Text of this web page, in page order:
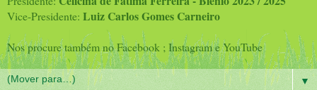
Vice-Presidente: Luiz Carlos Gomes Carneiro
Nos procure também no Facebook ; Instagram e YouTube
▼